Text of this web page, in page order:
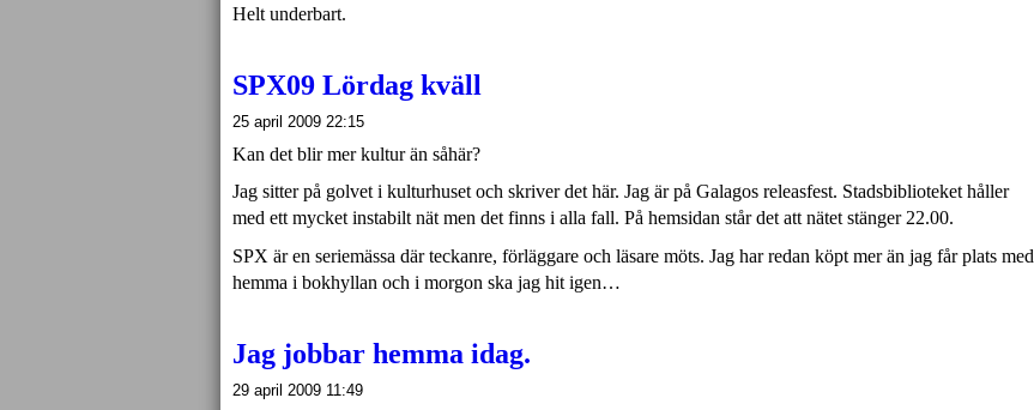
Helt underbart.
SPX09 Lördag kväll
25 april 2009 22:15
Kan det blir mer kultur än såhär?
Jag sitter på golvet i kulturhuset och skriver det här. Jag är på Galagos releasfest. Stadsbiblioteket håller
med ett mycket instabilt nät men det finns i alla fall. På hemsidan står det att nätet stänger 22.00.
SPX är en seriemässa där teckanre, förläggare och läsare möts. Jag har redan köpt mer än jag får plats med
hemma i bokhyllan och i morgon ska jag hit igen…
Jag jobbar hemma idag.
29 april 2009 11:49